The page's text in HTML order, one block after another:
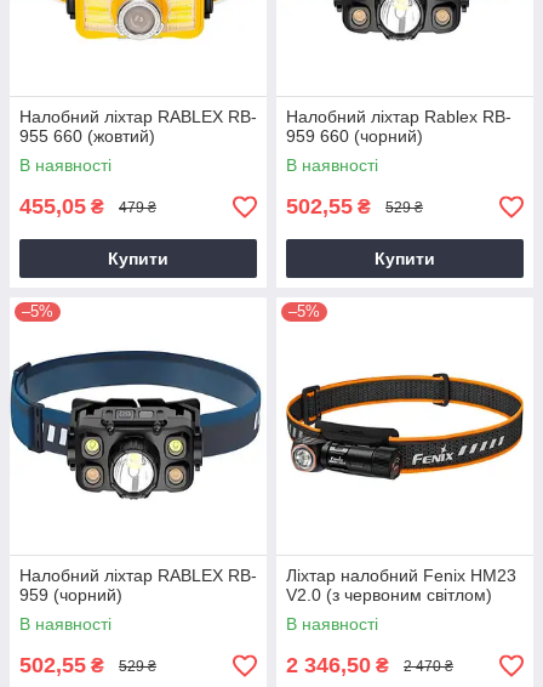
Налобний ліхтар RABLEX RB-
955 660 (жовтий)
В наявності
455,05 ₴ 479 ₴
Купити
Налобний ліхтар Rablex RB-
959 660 (чорний)
В наявності
502,55 ₴ 529 ₴
Купити
–5%
Налобний ліхтар RABLEX RB-
959 (чорний)
В наявності
502,55 ₴ 529 ₴
–5%
Ліхтар налобний Fenix HM23
V2.0 (з червоним світлом)
В наявності
2 346,50 ₴ 2 470 ₴